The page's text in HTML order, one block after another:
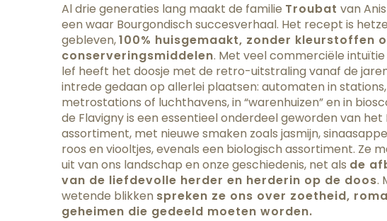
Al drie generaties lang maakt de familie Troubat van
een waar Bourgondisch succesverhaal. Het recept is
gebleven,100% huisgemaakt, zonder kleurstoffen
conserveringsmiddelen. Met veel commerciële
lef heeft het doosje met de retro-uitstraling vanaf de jaren
intrede gedaan op allerlei plaatsen: automaten in stations,
metrostations of luchthavens, in “warenhuizen” en in
de Flavigny is een essentieel onderdeel geworden van het
assortiment, met nieuwe smaken zoals jasmijn,
roos en viooltjes, evenals een biologisch assortiment. Ze
uit van ons landschap en onze geschiedenis, net als de
van de liefdevolle herder en herderin op de doos.
wetende blikken spreken ze ons over zoetheid,
geheimen die gedeeld moeten worden.